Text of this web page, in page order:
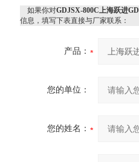
如果你对GDJSX-800C上海跃进
信息，填写下表直接与厂家联系：
产品：
您的单位：
您的姓名：